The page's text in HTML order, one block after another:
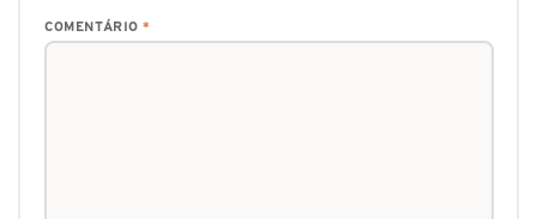
COMENTÁRIO *